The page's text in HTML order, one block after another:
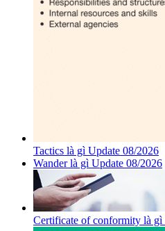
Tactics là gì Update 08/2026
Wander là gì Update 08/2026
Certificate of conformity là gì